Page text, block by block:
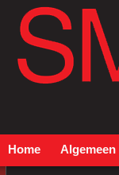
Home Algemeen